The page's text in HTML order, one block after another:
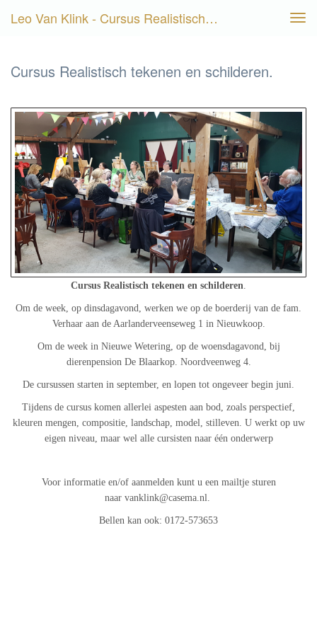
Leo Van Klink - Cursus Realistisch Tekenen En Schilderen.
Cursus Realistisch tekenen en schilderen.
Cursus Realistisch tekenen en schilderen.
Om de week, op dinsdagavond, werken we op de boerderij van de fam.
Verhaar aan de Aarlanderveenseweg 1 in Nieuwkoop.
Om de week in Nieuwe Wetering, op de woensdagavond, bij
dierenpension De Blaarkop. Noordveenweg 4.
De cursussen starten in september, en lopen tot ongeveer begin juni.
Tijdens de cursus komen allerlei aspesten aan bod, zoals perspectief,
kleuren mengen, compositie, landschap, model, stilleven. U werkt op uw
eigen niveau, maar wel alle cursisten naar één onderwerp
Voor informatie en/of aanmelden kunt u een mailtje sturen
naar vanklink@casema.nl.
Bellen kan ook: 0172-573653